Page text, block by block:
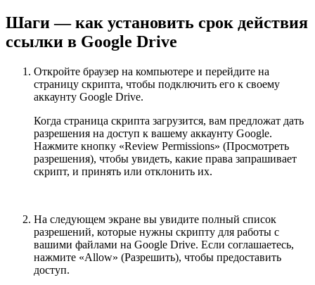
Шаги — как установить срок действия
ссылки в Google Drive
Откройте браузер на компьютере и перейдите на
страницу скрипта, чтобы подключить его к своему
аккаунту Google Drive.
Когда страница скрипта загрузится, вам предложат дать
разрешения на доступ к вашему аккаунту Google.
Нажмите кнопку «Review Permissions» (Просмотреть
разрешения), чтобы увидеть, какие права запрашивает
скрипт, и принять или отклонить их.
На следующем экране вы увидите полный список
разрешений, которые нужны скрипту для работы с
вашими файлами на Google Drive. Если соглашаетесь,
нажмите «Allow» (Разрешить), чтобы предоставить
доступ.